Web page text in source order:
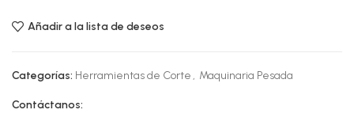
Añadir a la lista de deseos
Categorías: Herramientas de Corte , Maquinaria Pesada
Contáctanos: